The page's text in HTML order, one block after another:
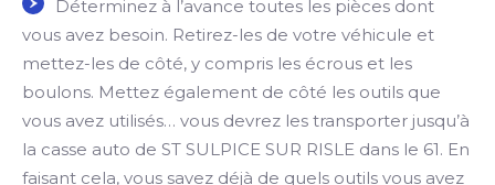
Déterminez à l’avance toutes les pièces dont
vous avez besoin. Retirez-les de votre véhicule et
mettez-les de côté, y compris les écrous et les
boulons. Mettez également de côté les outils que
vous avez utilisés… vous devrez les transporter jusqu’à
la casse auto de ST SULPICE SUR RISLE dans le 61. En
faisant cela, vous savez déjà de quels outils vous avez